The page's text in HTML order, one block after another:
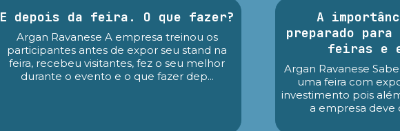
E depois da feira. O que fazer?
Argan Ravanese A empresa treinou os
participantes antes de expor seu stand na
feira, recebeu visitantes, fez o seu melhor
durante o evento e o que fazer dep...
A
preparado
feiras e
Argan Ravanese
uma feira com
investimento pois
a empresa deve